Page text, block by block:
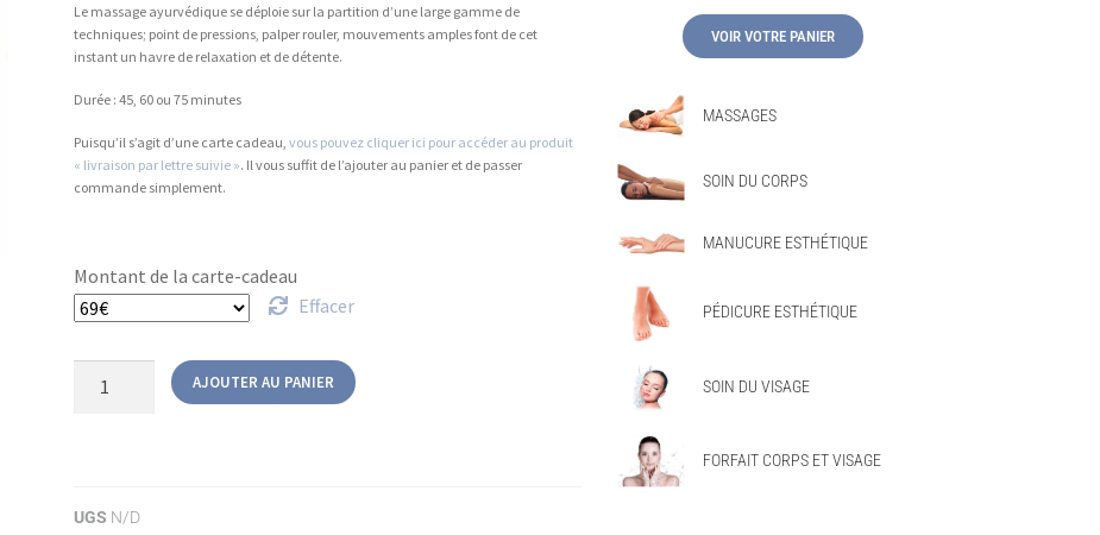
Le massage ayurvédique se déploie sur la partition d’une large gamme de
techniques; point de pressions, palper rouler, mouvements amples font de cet
instant un havre de relaxation et de détente.
Durée : 45, 60 ou 75 minutes
Puisqu’il s’agit d’une carte cadeau, vous pouvez cliquer ici pour accéder au produit
« livraison par lettre suivie ». Il vous suffit de l’ajouter au panier et de passer
commande simplement.
Montant de la carte-cadeau
Effacer
AJOUTER AU PANIER
UGS N/D
VOIR VOTRE PANIER
MASSAGES
SOIN DU CORPS
MANUCURE ESTHÉTIQUE
PÉDICURE ESTHÉTIQUE
SOIN DU VISAGE
FORFAIT CORPS ET VISAGE